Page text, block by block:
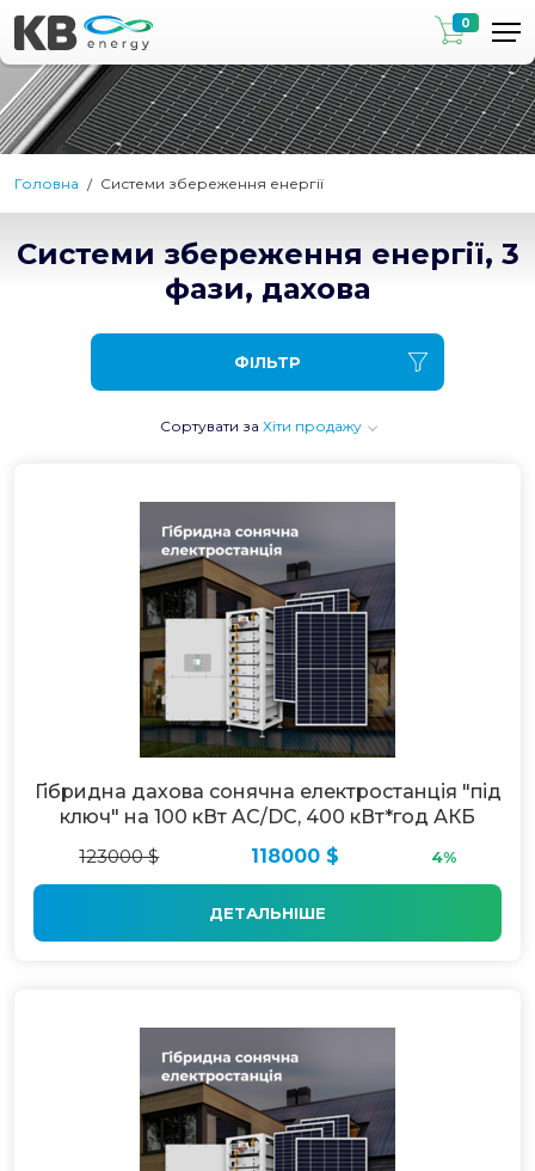
0
Головна Системи збереження енергії
Системи збереження енергії, 3
фази, дахова
ФІЛЬТР
Сортувати за Хіти продажу
Гібридна дахова сонячна електростанція "під
ключ" на 100 кВт AC/DC, 400 кВт*год АКБ
123000 $
118000 $ 4%
ДЕТАЛЬНІШЕ